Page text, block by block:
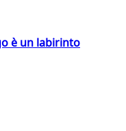
è un labirinto